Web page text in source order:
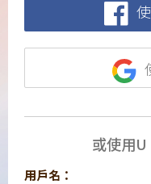
或使用
用戶名：